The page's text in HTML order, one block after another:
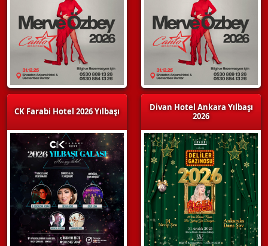
CK Farabi Hotel 2026 Yılbaşı
Divan Hotel Ankara Yılbaşı
2026